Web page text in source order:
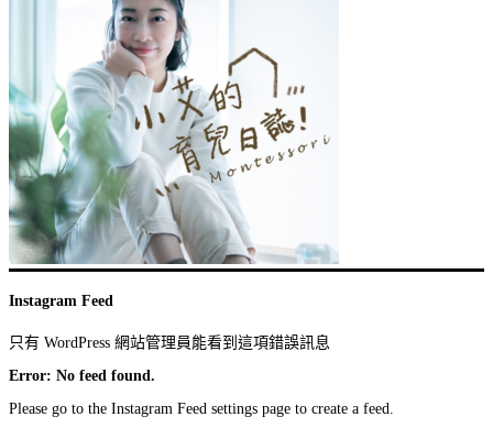
Instagram Feed
只有 WordPress 網站管理員能看到這項錯誤訊息
Error: No feed found.
Please go to the Instagram Feed settings page to create a feed.